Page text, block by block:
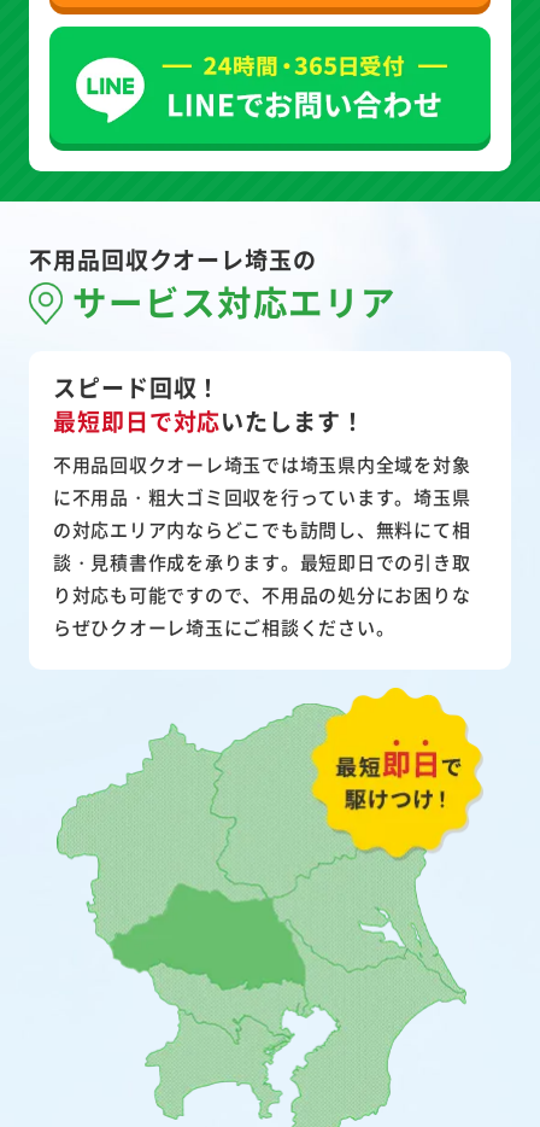
不用品回収クオーレ埼玉の
サービス対応エリア
スピード回収！
最短即日で対応いたします！
不用品回収クオーレ埼玉では埼玉県内全域を対象
に不用品・粗大ゴミ回収を行っています。埼玉県
の対応エリア内ならどこでも訪問し、無料にて相
談・見積書作成を承ります。最短即日での引き取
り対応も可能ですので、不用品の処分にお困りな
らぜひクオーレ埼玉にご相談ください。